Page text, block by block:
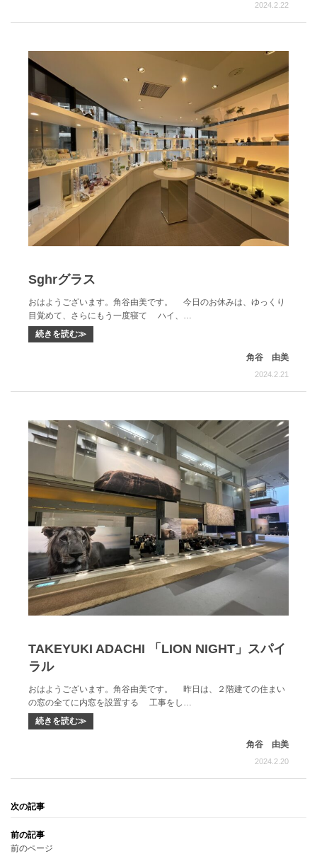
2024.2.22
Sghrグラス
おはようございます。角谷由美です。 今日のお休みは、ゆっくり
目覚めて、さらにもう一度寝て ハイ、…
続きを読む≫
角谷 由美
2024.2.21
TAKEYUKI ADACHI 「LION NIGHT」スパイ
ラル
おはようございます。角谷由美です。 昨日は、２階建ての住まい
の窓の全てに内窓を設置する 工事をし…
続きを読む≫
角谷 由美
2024.2.20
前のページ